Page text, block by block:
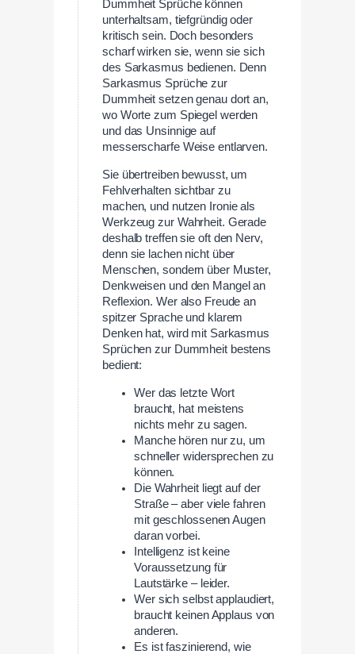
Dummheit Sprüche können
unterhaltsam, tiefgründig oder
kritisch sein. Doch besonders
scharf wirken sie, wenn sie sich
des Sarkasmus bedienen. Denn
Sarkasmus Sprüche zur
Dummheit setzen genau dort an,
wo Worte zum Spiegel werden
und das Unsinnige auf
messerscharfe Weise entlarven.
Sie übertreiben bewusst, um
Fehlverhalten sichtbar zu
machen, und nutzen Ironie als
Werkzeug zur Wahrheit. Gerade
deshalb treffen sie oft den Nerv,
denn sie lachen nicht über
Menschen, sondern über Muster,
Denkweisen und den Mangel an
Reflexion. Wer also Freude an
spitzer Sprache und klarem
Denken hat, wird mit Sarkasmus
Sprüchen zur Dummheit bestens
bedient:
Wer das letzte Wort
braucht, hat meistens
nichts mehr zu sagen.
Manche hören nur zu, um
schneller widersprechen zu
können.
Die Wahrheit liegt auf der
Straße – aber viele fahren
mit geschlossenen Augen
daran vorbei.
Intelligenz ist keine
Voraussetzung für
Lautstärke – leider.
Wer sich selbst applaudiert,
braucht keinen Applaus von
anderen.
Es ist faszinierend, wie